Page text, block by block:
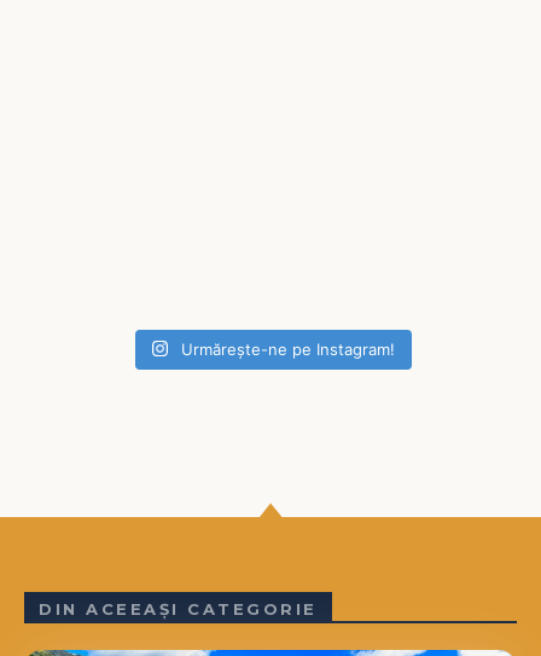
Urmărește-ne pe Instagram!
DIN ACEEAȘI CATEGORIE